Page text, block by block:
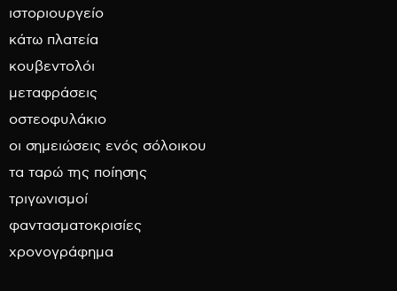
ιστοριουργείο
κάτω πλατεία
κουβεντολόι
μεταφράσεις
οστεοφυλάκιο
οι σημειώσεις ενός σόλοικου
τα ταρώ της ποίησης
τριγωνισμοί
φαντασματοκρισίες
χρονογράφημα